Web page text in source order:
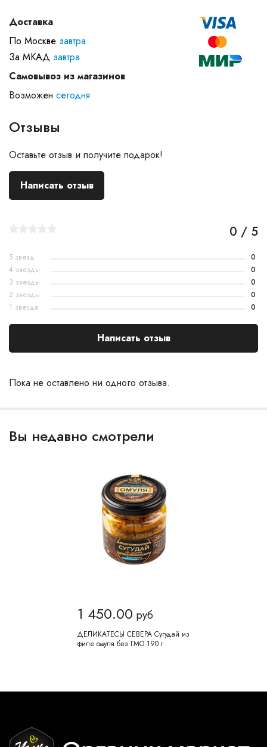
Доставка
По Москве завтра
За МКАД завтра
Самовывоз из магазинов
Возможен сегодня
Отзывы
Оставьте отзыв и получите подарок!
Написать отзыв
Пока не оставлено ни одного отзыва.
0 / 5
5 звезд
0
4 звезды
0
3 звезды
0
2 звезды
0
1 звезда
0
Написать отзыв
Вы недавно смотрели
1 450.00 руб
ДЕЛИКАТЕСЫ СЕВЕРА Сугудай из
филе омуля без ГМО 190 г